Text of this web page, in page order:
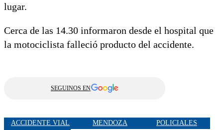
lugar.
Cerca de las 14.30 informaron desde el hospital que
la motociclista falleció producto del accidente.
SEGUINOS EN
ACCIDENTE VIAL MENDOZA
POLICIALES